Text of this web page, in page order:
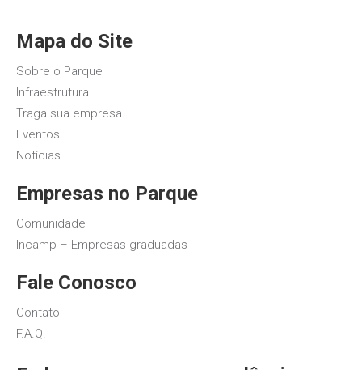
Mapa do Site
Sobre o Parque
Infraestrutura
Traga sua empresa
Eventos
Notícias
Empresas no Parque
Comunidade
Incamp – Empresas graduadas
Fale Conosco
Contato
F.A.Q.